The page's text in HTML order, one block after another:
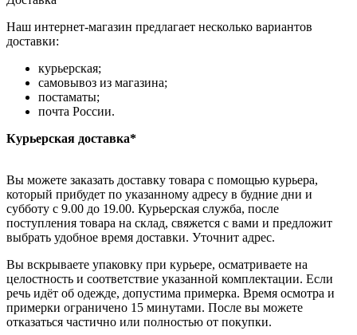
Наш интернет-магазин предлагает несколько вариантов
доставки:
курьерская;
самовывоз из магазина;
постаматы;
почта России.
Курьерская доставка*
Вы можете заказать доставку товара с помощью курьера,
который прибудет по указанному адресу в будние дни и
субботу с 9.00 до 19.00. Курьерская служба, после
поступления товара на склад, свяжется с вами и предложит
выбрать удобное время доставки. Уточнит адрес.
Вы вскрываете упаковку при курьере, осматриваете на
целостность и соответствие указанной комплектации. Если
речь идёт об одежде, допустима примерка. Время осмотра и
примерки ограничено 15 минутами. После вы можете
отказаться частично или полностью от покупки.